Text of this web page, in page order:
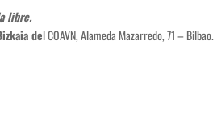
libre.
del COAVN, Alameda Mazarredo, 71 – Bilbao.